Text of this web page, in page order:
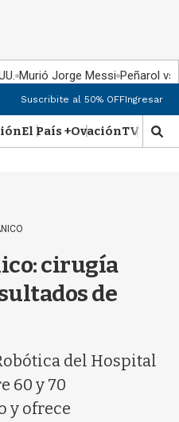
Murió Jorge Messi Peñarol
Suscribite al 50% OFFIngresar
El País +OvaciónTV Show
M
o
cirugía
de
del Hospital
60 y 70
y ofrece